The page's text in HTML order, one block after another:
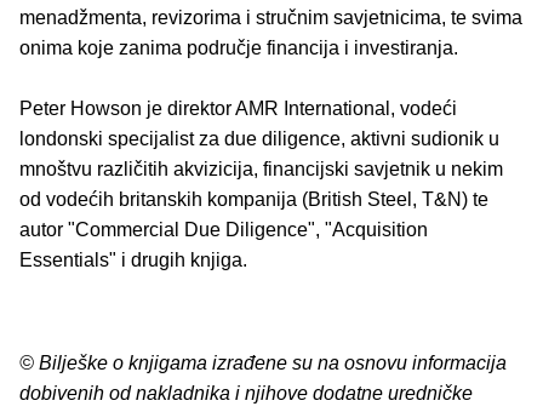
menadžmenta, revizorima i stručnim savjetnicima, te svima
onima koje zanima područje financija i investiranja.
Peter Howson je direktor AMR International, vodeći
londonski specijalist za due diligence, aktivni sudionik u
mnoštvu različitih akvizicija, financijski savjetnik u nekim
od vodećih britanskih kompanija (British Steel, T&N) te
autor "Commercial Due Diligence", "Acquisition
Essentials" i drugih knjiga.
© Bilješke o knjigama izrađene su na osnovu informacija
dobivenih od nakladnika i njihove dodatne uredničke